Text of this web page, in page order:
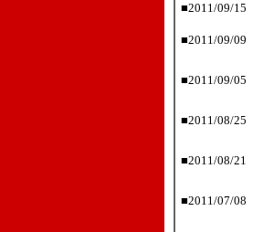
■2011/09/15
■2011/09/09
■2011/09/05
■2011/08/25
■2011/08/21
■2011/07/08